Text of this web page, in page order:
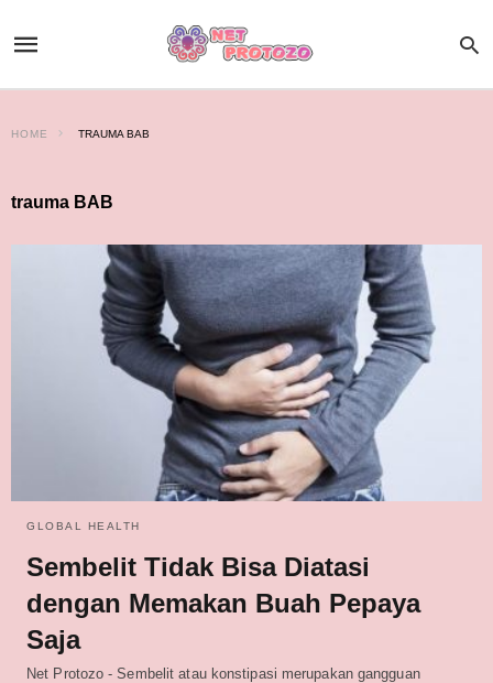
HOME TRAUMA BAB
trauma BAB
GLOBAL HEALTH
Sembelit Tidak Bisa Diatasi
dengan Memakan Buah Pepaya
Saja
Net Protozo - Sembelit atau konstipasi merupakan gangguan